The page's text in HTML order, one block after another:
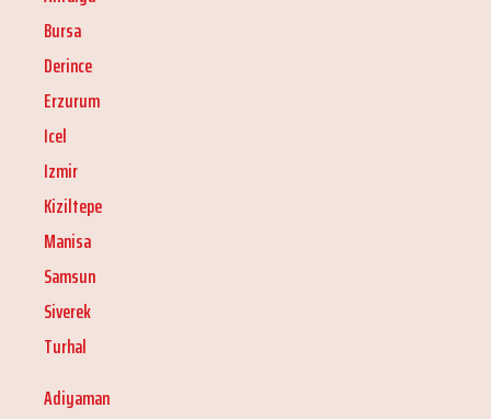
Bursa
Derince
Erzurum
Icel
Izmir
Kiziltepe
Manisa
Samsun
Siverek
Turhal
Adiyaman